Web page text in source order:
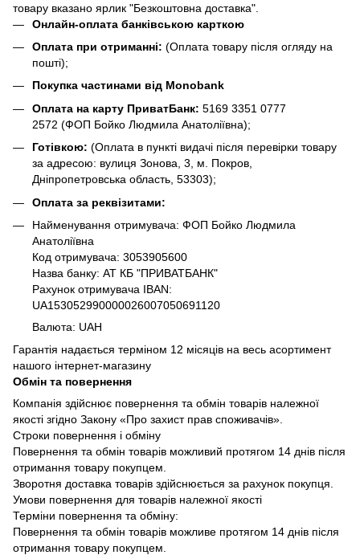
товару вказано ярлик "Безкоштовна доставка".
Онлайн-оплата банківською карткою
Оплата при отриманні: (Оплата товару після огляду на
пошті);
Покупка частинами від Monobank
Оплата на карту ПриватБанк: 5169 3351 0777
2572 (ФОП Бойко Людмила Анатоліївна);
Готівкою: (Оплата в пункті видачі після перевірки товару
за адресою: вулиця Зонова, 3, м. Покров,
Дніпропетровська область, 53303);
Оплата за реквізитами:
Найменування отримувача: ФОП Бойко Людмила
Анатоліївна
Код отримувача: 3053905600
Назва банку: АТ КБ "ПРИВАТБАНК"
Рахунок отримувача IBAN:
UA153052990000026007050691120
Валюта: UAH
Гарантія надається терміном 12 місяців на весь асортимент
нашого інтернет-магазину
Обмін та повернення
Компанія здійснює повернення та обмін товарів належної
якості згідно Закону «Про захист прав споживачів».
Строки повернення і обміну
Повернення та обмін товарів можливий протягом 14 днів після
отримання товару покупцем.
Зворотня доставка товарів здійснюється за рахунок покупця.
Умови повернення для товарів належної якості
Терміни повернення та обміну:
Повернення та обмін товарів можливе протягом 14 днів після
отримання товару покупцем.